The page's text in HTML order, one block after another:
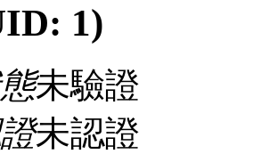
1)
未驗證
未認證